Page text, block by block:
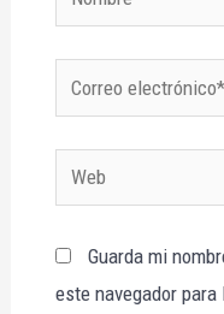
Correo
electrónico*
Web
Guarda mi
este navegador